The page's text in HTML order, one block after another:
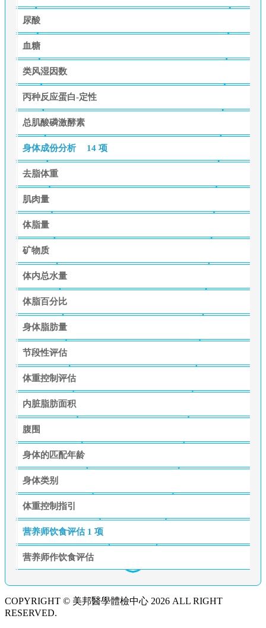
尿酸
血糖
类风湿因数
丙种反应蛋白-定性
总肌酸磷激酵素
身体成份分析 14 项
去脂体重
肌肉量
体脂量
矿物质
体内总水量
体脂百分比
身体脂肪量
节段性评估
体重控制评估
内脏脂肪面积
腹围
身体的匹配年龄
身体类别
体重控制指引
营养师饮食评估 1 项
营养师作饮食评估
COPYRIGHT © 美邦醫學體檢中心 2026 ALL RIGHT
RESERVED.